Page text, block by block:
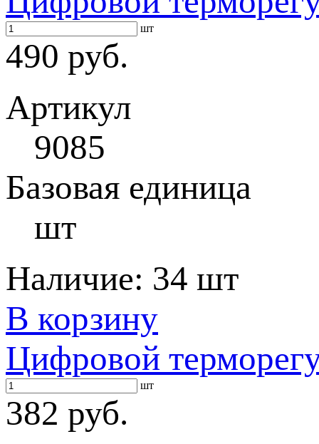
шт
490 руб.
Артикул
9085
Базовая единица
шт
Наличие: 34 шт
В корзину
Цифровой
шт
382 руб.